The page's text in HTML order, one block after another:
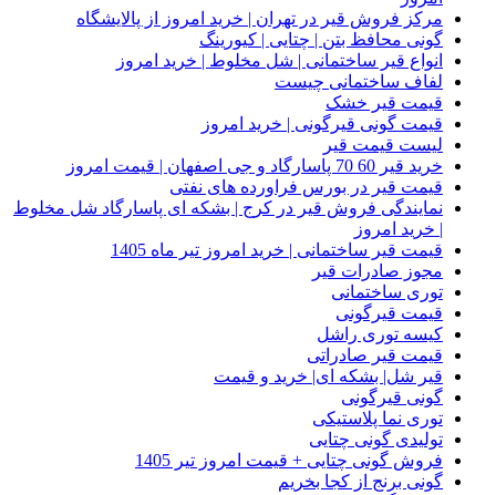
مرکز فروش قیر در تهران | خرید امروز از پالایشگاه
گونی محافظ بتن | چتایی | کیورینگ
انواع قیر ساختمانی | شل مخلوط | خرید امروز
لفاف ساختمانی چیست
قیمت قیر خشک
قیمت گونی قیرگونی | خرید امروز
لیست قیمت قیر
خرید قیر 60 70 پاسارگاد و جی اصفهان | قیمت امروز
قیمت قیر در بورس فراورده های نفتی
نمایندگی فروش قیر در کرج | بشکه ای پاسارگاد شل مخلوط
| خرید امروز
قیمت قیر ساختمانی | خرید امروز تیر ماه 1405
مجوز صادرات قیر
توری ساختمانی
قیمت قیرگونی
کیسه توری راشل
قیمت قیر صادراتی
قیر شل| بشکه ای| خرید و قیمت
گونی قیرگونی
توری نما پلاستیکی
تولیدی گونی چتایی
فروش گونی چتایی + قیمت امروز تیر 1405
گونی برنج از کجا بخریم